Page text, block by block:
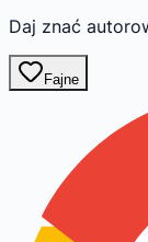
Daj znać
Fajne